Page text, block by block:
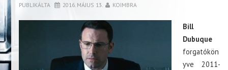
PUBLIKÁLTA 2016. MÁJUS 13. KOIMBRA
Bill
Dubuque
forgatókön
yve 2011-